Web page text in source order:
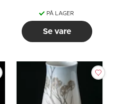
PÅ LAGER
Se vare